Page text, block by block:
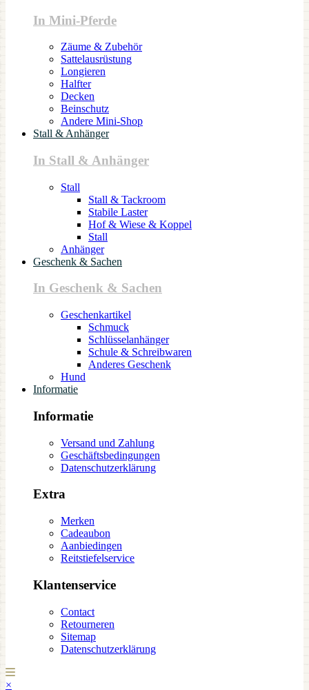
In Mini-Pferde
Zäume & Zubehör
Sattelausrüstung
Longieren
Halfter
Decken
Beinschutz
Andere Mini-Shop
Stall & Anhänger
In Stall & Anhänger
Stall
Stall & Tackroom
Stabile Laster
Hof & Wiese & Koppel
Stall
Anhänger
Geschenk & Sachen
In Geschenk & Sachen
Geschenkartikel
Schmuck
Schlüsselanhänger
Schule & Schreibwaren
Anderes Geschenk
Hund
Informatie
Informatie
Versand und Zahlung
Geschäftsbedingungen
Datenschutzerklärung
Extra
Merken
Cadeaubon
Aanbiedingen
Reitstiefelservice
Klantenservice
Contact
Retourneren
Sitemap
Datenschutzerklärung
×